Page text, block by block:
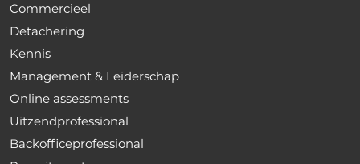
Commercieel
Detachering
Kennis
Management & Leiderschap
Online assessments
Uitzendprofessional
Backofficeprofessional